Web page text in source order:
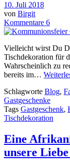
10. Juli 2018
von Birgit
Kommentare 6
Vielleicht wirst Du
Tischdekoration für
Wahrscheinlich zu
bereits im…
Schlagworte Blog,
Gastgeschenke
Tags Gastgeschenk,
Tischdekoration
Eine
unsere